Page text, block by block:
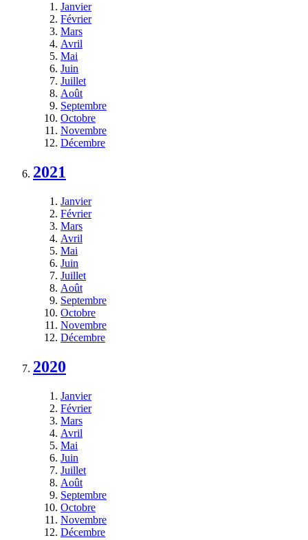
Janvier
Février
Mars
Avril
Mai
Juin
Juillet
Août
Septembre
Octobre
Novembre
Décembre
2021
Janvier
Février
Mars
Avril
Mai
Juin
Juillet
Août
Septembre
Octobre
Novembre
Décembre
2020
Janvier
Février
Mars
Avril
Mai
Juin
Juillet
Août
Septembre
Octobre
Novembre
Décembre